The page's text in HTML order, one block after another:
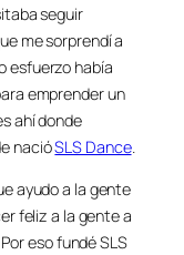
seguir
me sorprendí a
esfuerzo había
emprender un
ahí donde
nacióSLS Dance.
ayudo a la gente
feliz a la gente a
eso fundé SLS